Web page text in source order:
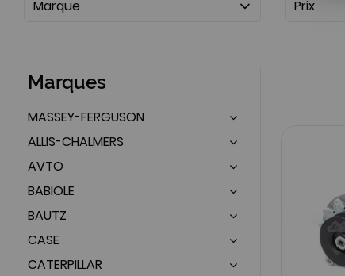
Marque Prix
Marques
MASSEY-FERGUSON
ALLIS-CHALMERS
AVTO
BABIOLE
BAUTZ
CASE
CATERPILLAR